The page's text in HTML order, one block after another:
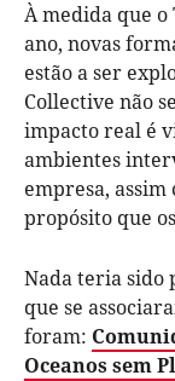
À medida que o
ano, novas
estão a ser
Collective não
impacto real é
ambientes
empresa,
propósito que
Nada teria sido
que se
foram:
Oceanos sem